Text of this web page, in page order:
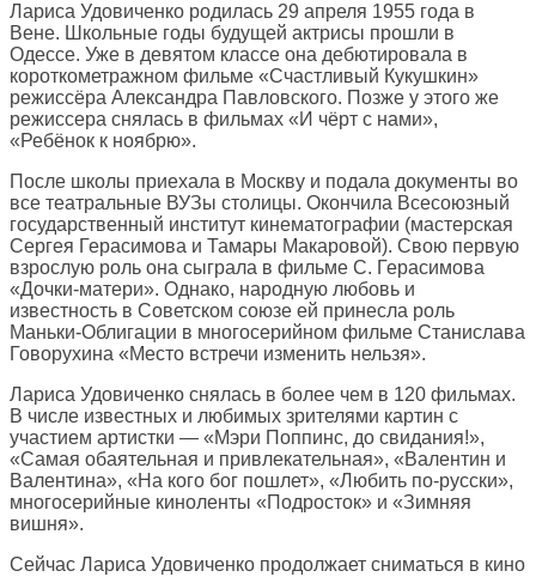
Лариса Удовиченко родилась 29 апреля 1955 года в
Вене. Школьные годы будущей актрисы прошли в
Одессе. Уже в девятом классе она дебютировала в
короткометражном фильме «Счастливый Кукушкин»
режиссёра Александра Павловского. Позже у этого же
режиссера снялась в фильмах «И чёрт с нами»,
«Ребёнок к ноябрю».
После школы приехала в Москву и подала документы во
все театральные ВУЗы столицы. Окончила Всесоюзный
государственный институт кинематографии (мастерская
Сергея Герасимова и Тамары Макаровой). Свою первую
взрослую роль она сыграла в фильме С. Герасимова
«Дочки-матери». Однако, народную любовь и
известность в Советском союзе ей принесла роль
Маньки-Облигации в многосерийном фильме Станислава
Говорухина «Место встречи изменить нельзя».
Лариса Удовиченко снялась в более чем в 120 фильмах.
В числе известных и любимых зрителями картин с
участием артистки — «Мэри Поппинс, до свидания!»,
«Самая обаятельная и привлекательная», «Валентин и
Валентина», «На кого бог пошлет», «Любить по-русски»,
многосерийные киноленты «Подросток» и «Зимняя
вишня».
Сейчас Лариса Удовиченко продолжает сниматься в кино